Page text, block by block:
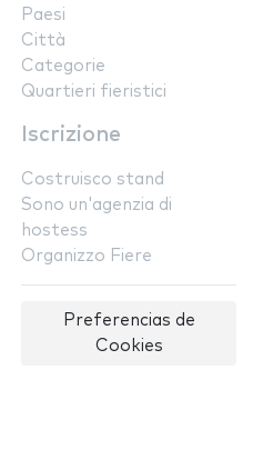
Paesi
Città
Categorie
Quartieri fieristici
Iscrizione
Costruisco stand
Sono un'agenzia di
hostess
Organizzo Fiere
Preferencias de
Cookies